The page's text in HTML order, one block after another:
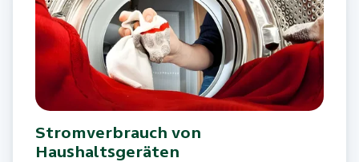
Stromverbrauch von
Haushaltsgeräten